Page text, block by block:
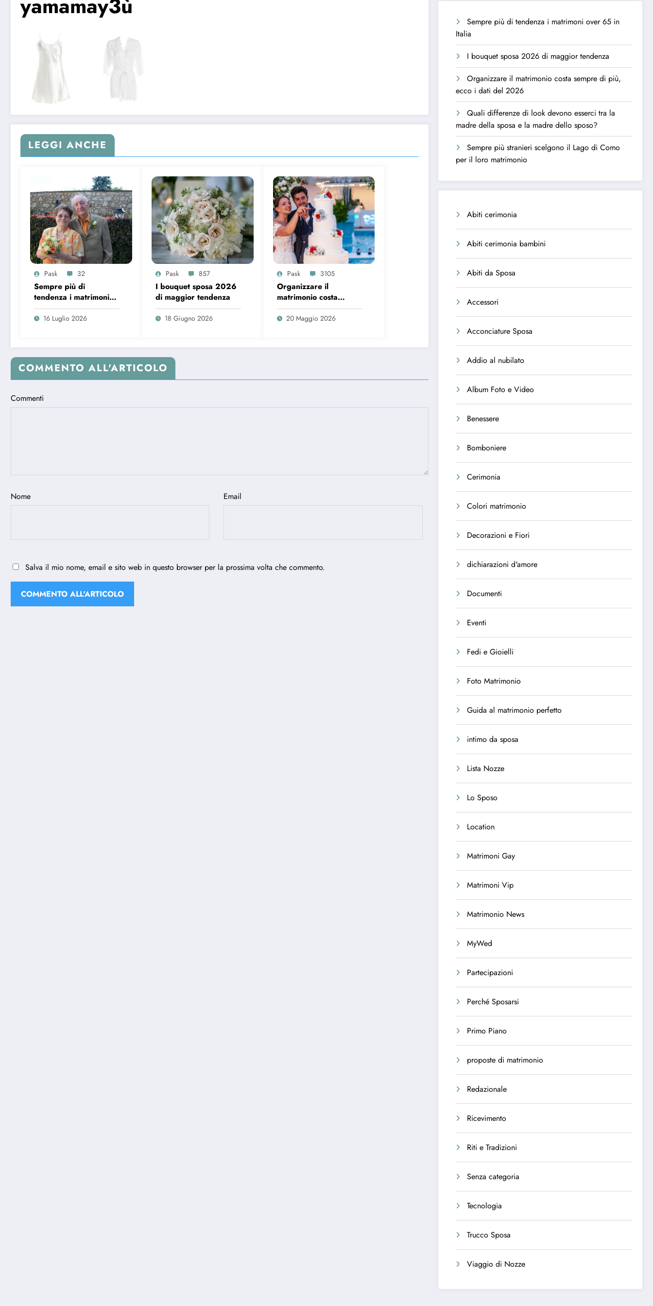
LEGGI ANCHE
Pask 32
Sempre più di
tendenza i matrimoni
over 65 in Italia
16 Luglio 2026
Pask 857
I bouquet sposa 2026
di maggior tendenza
18 Giugno 2026
Pask 3105
Organizzare il
matrimonio costa
sempre di più, ecco i
dati del 2026
20 Maggio 2026
COMMENTO ALL'ARTICOLO
Commenti
Nome Email
Salva il mio nome, email e sito web in questo browser per la prossima volta che commento.
Sempre più di tendenza i matrimoni over 65 in
Italia
I bouquet sposa 2026 di maggior tendenza
Organizzare il matrimonio costa sempre di più,
ecco i dati del 2026
Quali differenze di look devono esserci tra la
madre della sposa e la madre dello sposo?
Sempre più stranieri scelgono il Lago di Como
per il loro matrimonio
Abiti cerimonia
Abiti cerimonia bambini
Abiti da Sposa
Accessori
Acconciature Sposa
Addio al nubilato
Album Foto e Video
Benessere
Bomboniere
Cerimonia
Colori matrimonio
Decorazioni e Fiori
dichiarazioni d'amore
Documenti
Eventi
Fedi e Gioielli
Foto Matrimonio
Guida al matrimonio perfetto
intimo da sposa
Lista Nozze
Lo Sposo
Location
Matrimoni Gay
Matrimoni Vip
Matrimonio News
MyWed
Partecipazioni
Perché Sposarsi
Primo Piano
proposte di matrimonio
Redazionale
Ricevimento
Riti e Tradizioni
Senza categoria
Tecnologia
Trucco Sposa
Viaggio di Nozze